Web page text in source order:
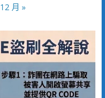
12 月 »